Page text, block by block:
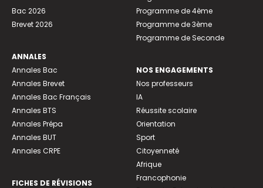
Bac 2026
Brevet 2026
ANNALES
Annales Bac
Annales Brevet
Annales Bac Français
Annales BTS
Annales Prépa
Annales BUT
Annales CRPE
FICHES DE RÉVISIONS
Programme de 4ème
Programme de 3ème
Programme de Seconde
NOS ENGAGEMENTS
Nos professeurs
IA
Réussite scolaire
Orientation
Sport
Citoyenneté
Afrique
Francophonie